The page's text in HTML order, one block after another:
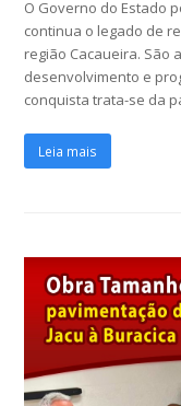
O Governo do Estado
continua o legado de
região Cacaueira. São
desenvolvimento e
conquista trata-se da
Leia mais